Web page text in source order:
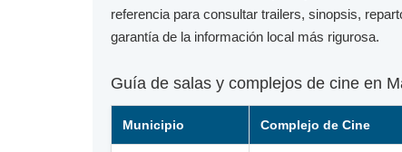
referencia para consultar trailers, sinopsis,
garantía de la información local más rigurosa.
Guía de salas y complejos de cine en
Municipio Complejo de Cine